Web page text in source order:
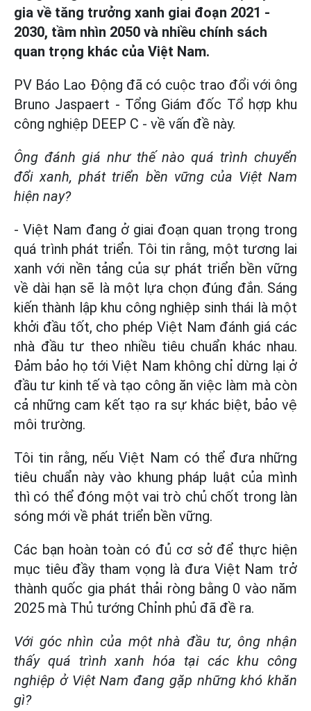
gia về tăng trưởng xanh giai đoạn 2021 -
2030, tầm nhìn 2050 và nhiều chính sách
quan trọng khác của Việt Nam.
PV Báo Lao Động đã có cuộc trao đổi với ông
Bruno Jaspaert - Tổng Giám đốc Tổ hợp khu
công nghiệp DEEP C - về vấn đề này.
Ông đánh giá như thế nào quá trình chuyển
đổi xanh, phát triển bền vững của Việt Nam
hiện nay?
- Việt Nam đang ở giai đoạn quan trọng trong
quá trình phát triển. Tôi tin rằng, một tương lai
xanh với nền tảng của sự phát triển bền vững
về dài hạn sẽ là một lựa chọn đúng đắn. Sáng
kiến thành lập khu công nghiệp sinh thái là một
khởi đầu tốt, cho phép Việt Nam đánh giá các
nhà đầu tư theo nhiều tiêu chuẩn khác nhau.
Đảm bảo họ tới Việt Nam không chỉ dừng lại ở
đầu tư kinh tế và tạo công ăn việc làm mà còn
cả những cam kết tạo ra sự khác biệt, bảo vệ
môi trường.
Tôi tin rằng, nếu Việt Nam có thể đưa những
tiêu chuẩn này vào khung pháp luật của mình
thì có thể đóng một vai trò chủ chốt trong làn
sóng mới về phát triển bền vững.
Các bạn hoàn toàn có đủ cơ sở để thực hiện
mục tiêu đầy tham vọng là đưa Việt Nam trở
thành quốc gia phát thải ròng bằng 0 vào năm
2025 mà Thủ tướng Chỉnh phủ đã đề ra.
Với góc nhìn của một nhà đầu tư, ông nhận
thấy quá trình xanh hóa tại các khu công
nghiệp ở Việt Nam đang gặp những khó khăn
gì?